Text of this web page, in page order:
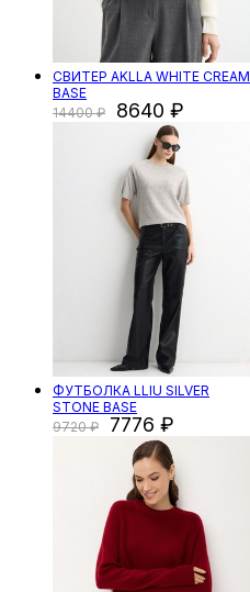
СВИТЕР AKLLA WHITE CREAM
BASE
14400
8640
ФУТБОЛКА LLIU SILVER
STONE BASE
9720
7776